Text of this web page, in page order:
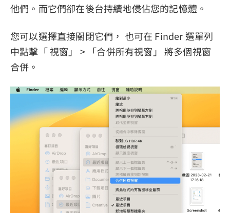
他們。而它們卻在後台持續地侵佔您的記憶體。
您可以選擇直接關閉它們， 也可在 Finder 選單列
中點擊「 視窗」 > 「合併所有視窗」 將多個視窗
合併。